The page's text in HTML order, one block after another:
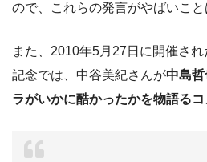
ので、これらの発言がやばいこと
また、2010年5月27日に開催さ
記念では、中谷美紀さんが中島
ラがいかに酷かったかを物語るコ